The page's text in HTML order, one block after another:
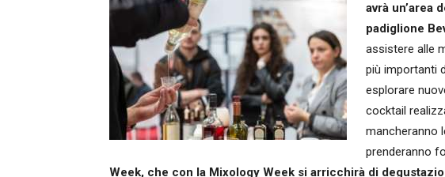
avrà un’area
padiglione
assistere alle
più importanti
esplorare
cocktail
mancheranno
prenderanno
Week, che con la Mixology Week si arricchirà di